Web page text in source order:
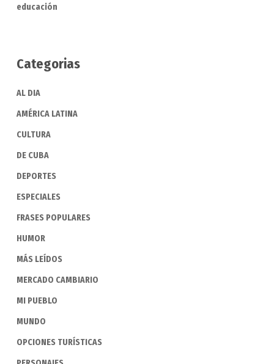
educación
Categorias
AL DIA
AMÉRICA LATINA
CULTURA
DE CUBA
DEPORTES
ESPECIALES
FRASES POPULARES
HUMOR
MÁS LEÍDOS
MERCADO CAMBIARIO
MI PUEBLO
MUNDO
OPCIONES TURÍSTICAS